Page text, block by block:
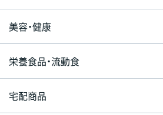
美容・健康
栄養食品・流動食
宅配商品